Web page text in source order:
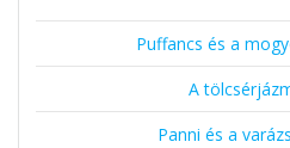
Puffancs és a
A
Panni és a